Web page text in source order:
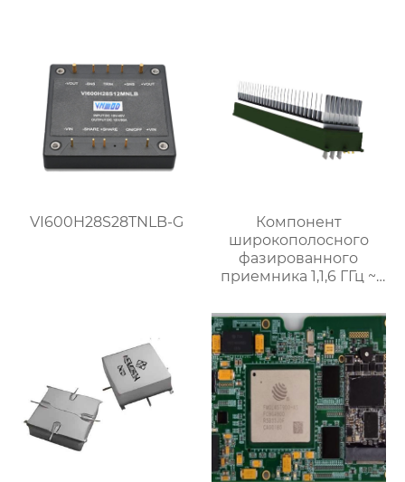
VI600H28S28TNLB-G
Компонент
широкополосного
фазированного
приемника 1,1,6 ГГц ~